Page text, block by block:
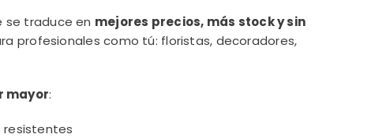
se traduce en mejores precios, más stock y sin
profesionales como tú: floristas, decoradores,
mayor:
resistentes